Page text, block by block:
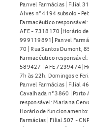
Panvel Farmácias | Filial
Alves n° 4194 subsolo -
Farmacêutico responsável:
AFE - 7318170 |Horário
999119891| Panvel
70 | Rua Santos Dumont,
Farmacêutico
589427 | AFE 7239474
7h às 22h. Domingos e
Panvel Farmácias | Filial
Cavalhada n° 3860 |
responsável: Mariana
Horário de
Farmácias | Filial 507 -